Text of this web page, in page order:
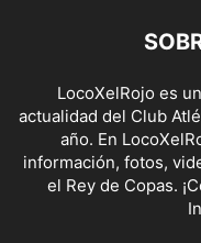
LocoXelRojo es
actualidad del Club
año. En
información, fotos,
el Rey de Copas.